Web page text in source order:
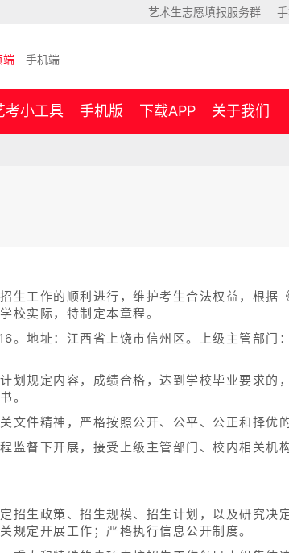
艺术生志愿填报服务群
端 手机端
考小工具 手机版 下载APP 关于我们
生工作的顺利进行，维护考生合法权益，根据
校实际，特制定本章程。
。地址：江西省上饶市信州区。上级主管部门
划规定内容，成绩合格，达到学校毕业要求的
。
文件精神，严格按照公开、公平、公正和择优
监督下开展，接受上级主管部门、校内相关机
招生政策、招生规模、招生计划，以及研究决
规定开展工作；严格执行信息公开制度。